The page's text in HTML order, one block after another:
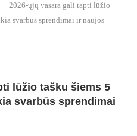
2026-ųjų vasara gali tapti lūžio
svarbūs sprendimai ir naujos
lūžio tašku šiems 5
svarbūs sprendimai